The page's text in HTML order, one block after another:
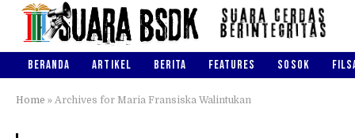
BERANDA ARTIKEL BERITA FEATURES SOSOK
Home » Archives for Maria Fransiska Walintukan